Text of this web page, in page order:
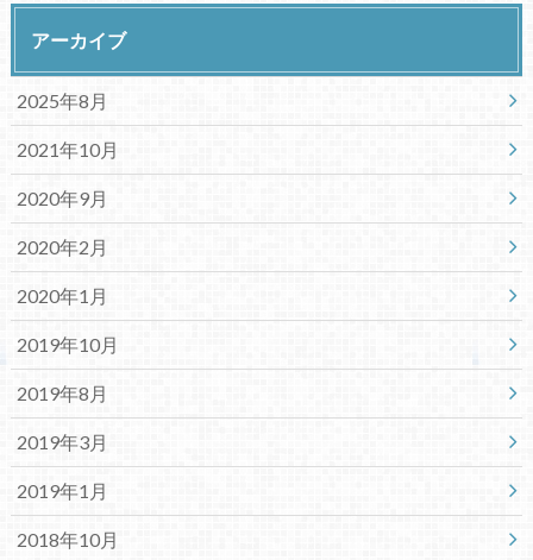
アーカイブ
2025年8月
2021年10月
2020年9月
2020年2月
2020年1月
2019年10月
2019年8月
2019年3月
2019年1月
2018年10月